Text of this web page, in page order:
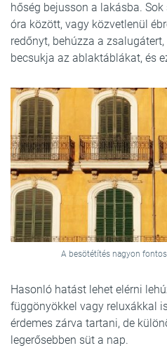
hőség bejusson a lakásba.
óra között, vagy közvetlenül
redőnyt, behúzza a
becsukja az ablaktáblákat, és
A besötétítés nagyon
Hasonló hatást lehet elérni
függönyökkel vagy reluxákkal
érdemes zárva tartani, de
legerősebben süt a nap.